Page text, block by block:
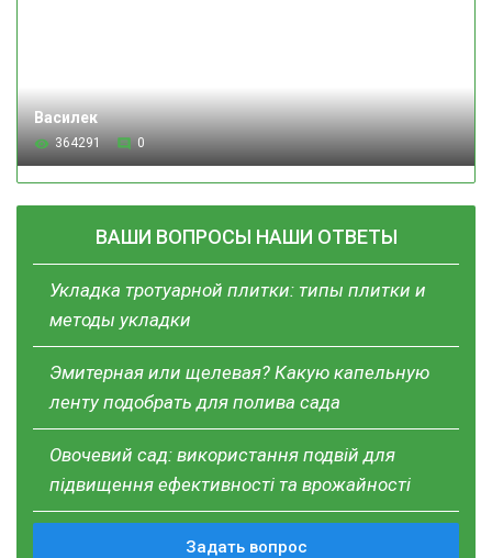
Василек
364291 0
ВАШИ ВОПРОСЫ НАШИ ОТВЕТЫ
Укладка тротуарной плитки: типы плитки и
методы укладки
Эмитерная или щелевая? Какую капельную
ленту подобрать для полива сада
Овочевий сад: використання подвій для
підвищення ефективності та врожайності
Задать вопрос